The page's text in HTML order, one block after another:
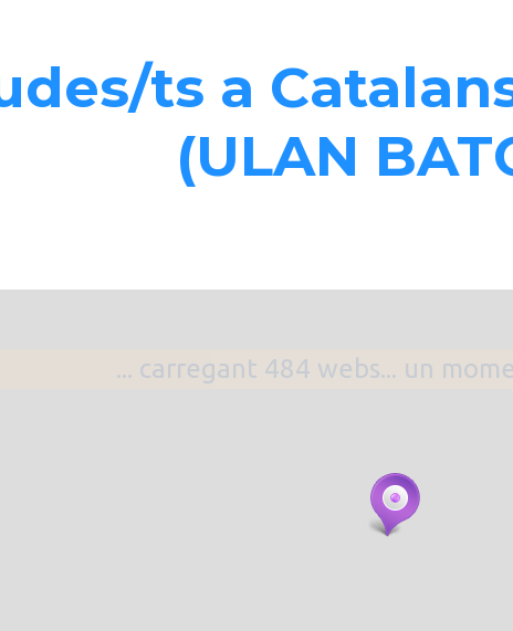
ts a
(ULAN
... carregant 484 webs... un